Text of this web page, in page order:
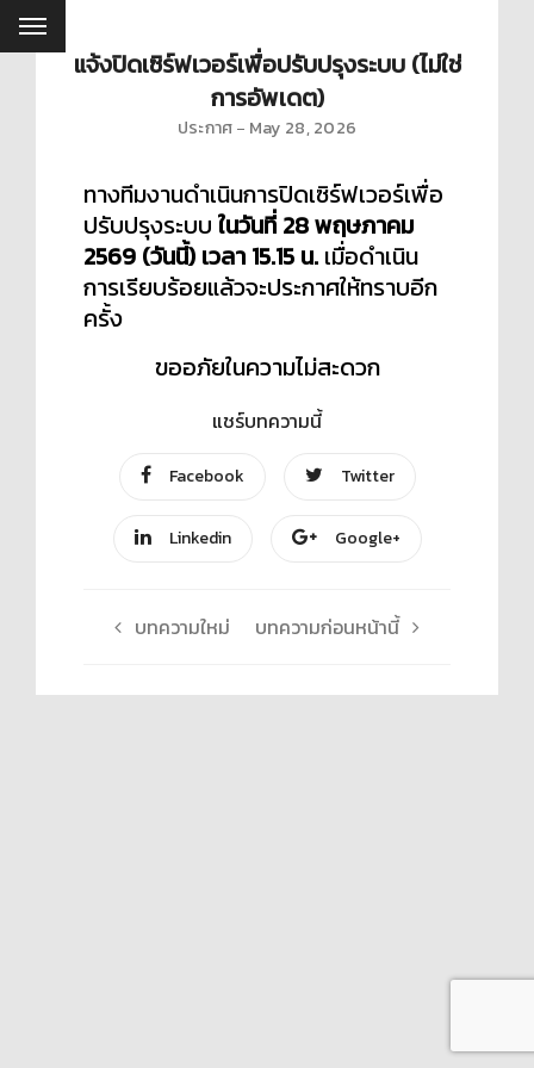
แจ้งปิดเซิร์ฟเวอร์เพื่อปรับปรุงระบบ (ไม่ใช่
การอัพเดต)
ประกาศ May 28, 2026
ทางทีมงานดำเนินการปิดเซิร์ฟเวอร์เพื่อ
ปรับปรุงระบบ ในวันที่ 28 พฤษภาคม
2569 (วันนี้) เวลา 15.15 น. เมื่อดำเนิน
การเรียบร้อยแล้วจะประกาศให้ทราบอีก
ครั้ง
ขออภัยในความไม่สะดวก
แชร์บทความนี้
Facebook Twitter
Linkedin Google+
บทความใหม่ บทความก่อนหน้านี้